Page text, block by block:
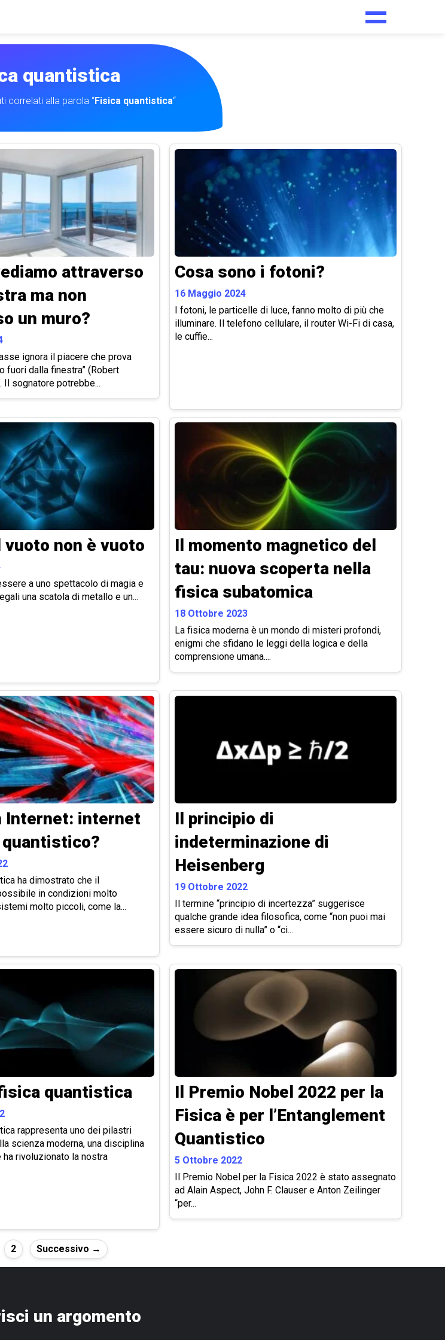
quantistica
correlati alla parola “Fisica quantistica“
attraverso
ma non
un muro?
ignora il piacere che prova
fuori dalla finestra” (Robert
Il sognatore potrebbe...
Cosa sono i fotoni?
16 Maggio 2024
I fotoni, le particelle di luce, fanno molto di più che
illuminare. Il telefono cellulare, il router Wi-Fi di casa,
le cuffie...
vuoto non è vuoto
a uno spettacolo di magia e
una scatola di metallo e un...
Il momento magnetico del
tau: nuova scoperta nella
fisica subatomica
18 Ottobre 2023
La fisica moderna è un mondo di misteri profondi,
enigmi che sfidano le leggi della logica e della
comprensione umana....
Internet: internet
ha dimostrato che il
in condizioni molto
molto piccoli, come la...
Il principio di
indeterminazione di
Heisenberg
19 Ottobre 2022
Il termine “principio di incertezza” suggerisce
qualche grande idea filosofica, come “non puoi mai
essere sicuro di nulla” o “ci...
fisica quantistica
rappresenta uno dei pilastri
scienza moderna, una disciplina
rivoluzionato la nostra
Il Premio Nobel 2022 per la
Fisica è per l’Entanglement
Quantistico
5 Ottobre 2022
Il Premio Nobel per la Fisica 2022 è stato assegnato
ad Alain Aspect, John F. Clauser e Anton Zeilinger
“per...
2 Successivo →
un argomento